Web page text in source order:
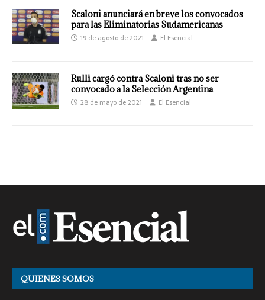
Scaloni anunciará en breve los convocados
para las Eliminatorias Sudamericanas
19 de agosto de 2021 El Esencial
Rulli cargó contra Scaloni tras no ser
convocado a la Selección Argentina
28 de mayo de 2021 El Esencial
QUIENES SOMOS